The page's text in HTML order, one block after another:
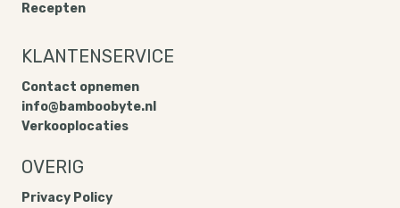
Recepten
KLANTENSERVICE
Contact opnemen
info@bamboobyte.nl
Verkooplocaties
OVERIG
Privacy Policy​